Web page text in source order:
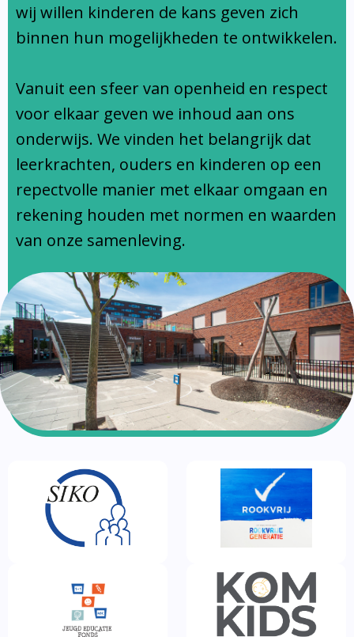
Ondersteuningsprofiel
wij willen kinderen de kans geven zich
binnen hun mogelijkheden te ontwikkelen.
Vanuit een sfeer van openheid en respect
voor elkaar geven we inhoud aan ons
onderwijs. We vinden het belangrijk dat
leerkrachten, ouders en kinderen op een
repectvolle manier met elkaar omgaan en
rekening houden met normen en waarden
van onze samenleving.